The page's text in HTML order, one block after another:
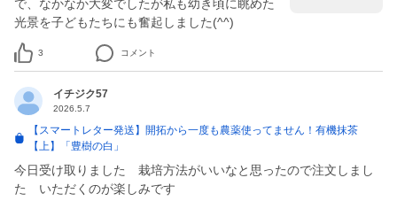
で、なかなか大変でしたが私も幼き頃に眺めた
光景を子どもたちにも奮起しました(^^)
3 コメント
イチジク57
2026.5.7
【スマートレター発送】開拓から一度も農薬使ってません！有機抹茶
【上】「豊樹の白」
今日受け取りました 栽培方法がいいなと思ったので注文しまし
た いただくのが楽しみです